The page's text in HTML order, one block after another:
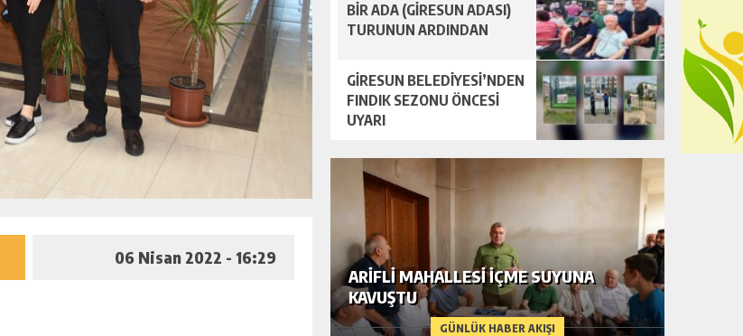
06 Nisan 2022 - 16:29
BİR ADA (GİRESUN ADASI)
TURUNUN ARDINDAN
GİRESUN BELEDİYESİ’NDEN
FINDIK SEZONU ÖNCESİ
UYARI
GÜNLÜK HABER AKIŞI
ARIFLI MAHALLESI İÇME SUYUNA
KAVUŞTU